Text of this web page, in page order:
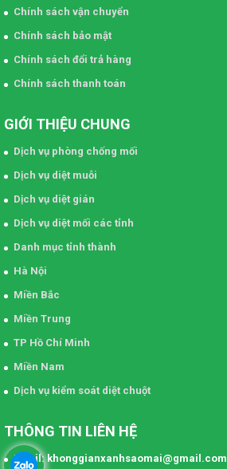
Chính sách vận chuyển
Chính sách bảo mật
Chính sách đổi trả hàng
Chính sách thanh toán
GIỚI THIỆU CHUNG
Dịch vụ phòng chống mối
Dịch vụ diệt muỗi
Dịch vụ diệt gián
Dịch vụ diệt mối các tỉnh
Danh mục tỉnh thành
Hà Nội
Miền Bắc
Miền Trung
TP Hồ Chí Minh
Miền Nam
Dịch vụ kiểm soát diệt chuột
THÔNG TIN LIÊN HỆ
Email: khonggianxanhsaomai@gmail.com